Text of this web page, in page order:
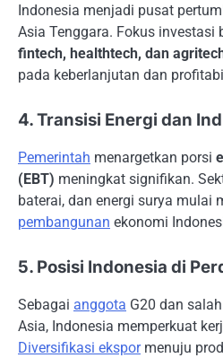
Indonesia menjadi pusat
Asia Tenggara. Fokus investasi
fintech, healthtech, dan
pada keberlanjutan dan
4. Transisi Energi dan
Pemerintah menargetkan porsi
(EBT) meningkat signifikan.
baterai, dan energi surya mulai
pembangunan ekonomi
5. Posisi Indonesia di
Sebagai anggota G20 dan
Asia, Indonesia memperkuat
Diversifikasi ekspormenuju